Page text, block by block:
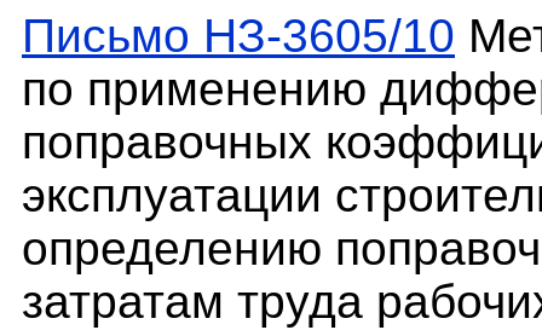
Письмо НЗ-3605/10
по применению
поправочных
эксплуатации
определению
затратам труда